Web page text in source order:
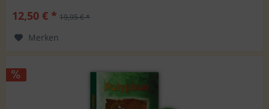
12,50 € * 19,95 € *
Merken